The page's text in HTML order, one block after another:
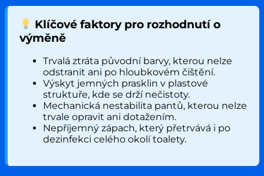
Klíčové faktory pro rozhodnutí o
výměně
Trvalá ztráta původní barvy, kterou nelze
odstranit ani po hloubkovém čištění.
Výskyt jemných prasklin v plastové
struktuře, kde se drží nečistoty.
Mechanická nestabilita pantů, kterou nelze
trvale opravit ani dotažením.
Nepříjemný zápach, který přetrvává i po
dezinfekci celého okolí toalety.